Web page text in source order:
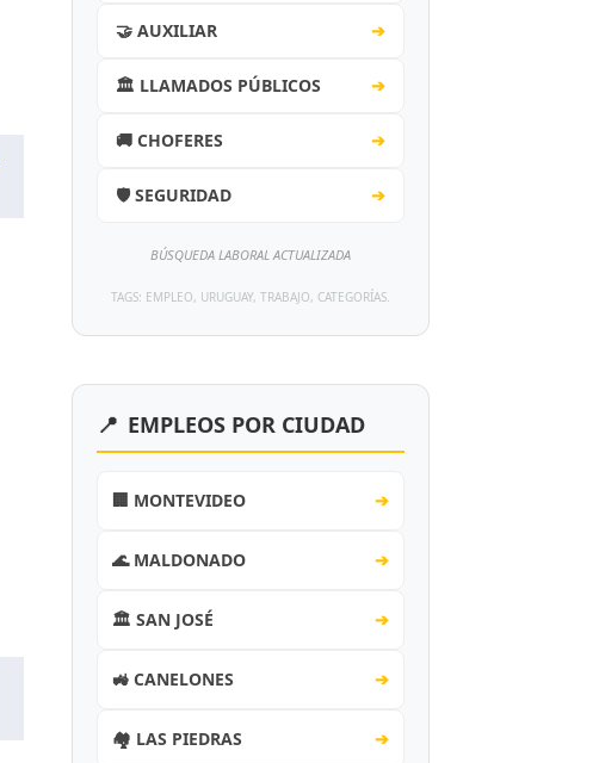
🤝 AUXILIAR ➔
🏛️ LLAMADOS PÚBLICOS ➔
🚚 CHOFERES ➔
🛡️ SEGURIDAD ➔
BÚSQUEDA LABORAL ACTUALIZADA
TAGS: EMPLEO, URUGUAY, TRABAJO, CATEGORÍAS.
📍 EMPLEOS POR CIUDAD
🏢 MONTEVIDEO ➔
🌊 MALDONADO ➔
🏛️ SAN JOSÉ ➔
🚜 CANELONES ➔
🏘️ LAS PIEDRAS ➔